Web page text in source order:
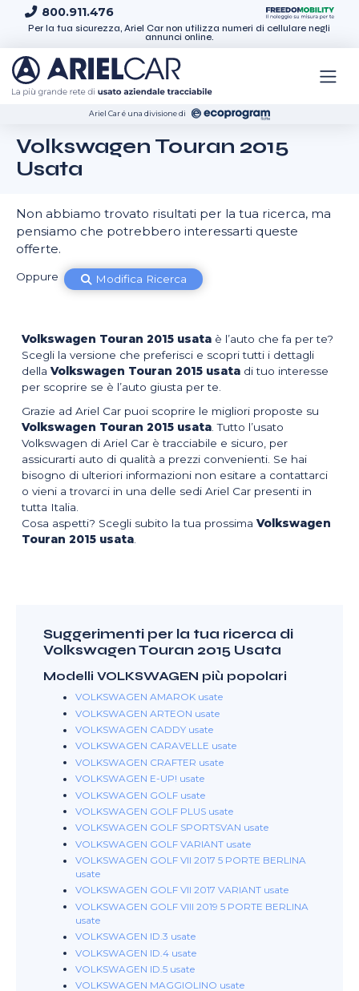
Skip to content
800.911.476
Per la tua sicurezza, Ariel Car non utilizza numeri di cellulare negli
annunci online.
Ariel Car é una divisione di
Volkswagen Touran 2015
Usata
Non abbiamo trovato risultati per la tua ricerca, ma
pensiamo che potrebbero interessarti queste
offerte.
Oppure Modifica Ricerca
Volkswagen Touran 2015 usata è l’auto che fa per te?
Scegli la versione che preferisci e scopri tutti i dettagli
dellaVolkswagen Touran 2015 usata di tuo interesse
per scoprire se è l’auto giusta per te.
Grazie ad Ariel Car puoi scoprire le migliori proposte su
Volkswagen Touran 2015 usata . Tutto l’usato
Volkswagen di Ariel Car è tracciabile e sicuro, per
assicurarti auto di qualità a prezzi convenienti. Se hai
bisogno di ulteriori informazioni non esitare a contattarci
o vieni a trovarci in una delle sedi Ariel Car presenti in
tutta Italia.
Cosa aspetti? Scegli subito la tua prossimaVolkswagen
Touran 2015 usata
Suggerimenti per la tua ricerca di
Volkswagen Touran 2015 Usata
Modelli VOLKSWAGEN più popolari
VOLKSWAGEN AMAROK usate
VOLKSWAGEN ARTEON usate
VOLKSWAGEN CADDY usate
VOLKSWAGEN CARAVELLE usate
VOLKSWAGEN CRAFTER usate
VOLKSWAGEN E-UP! usate
VOLKSWAGEN GOLF usate
VOLKSWAGEN GOLF PLUS usate
VOLKSWAGEN GOLF SPORTSVAN usate
VOLKSWAGEN GOLF VARIANT usate
VOLKSWAGEN GOLF VII 2017 5 PORTE BERLINA
usate
VOLKSWAGEN GOLF VII 2017 VARIANT usate
VOLKSWAGEN GOLF VIII 2019 5 PORTE BERLINA
usate
VOLKSWAGEN ID.3 usate
VOLKSWAGEN ID.4 usate
VOLKSWAGEN ID.5 usate
VOLKSWAGEN MAGGIOLINO usate